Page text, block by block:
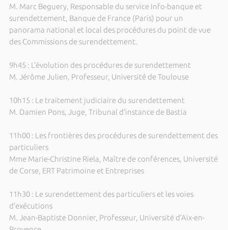
M. Marc Beguery, Responsable du service Info-banque et
surendettement, Banque de France (Paris) pour un
panorama national et local des procédures du point de vue
des Commissions de surendettement.
9h45 : L’évolution des procédures de surendettement
M. Jérôme Julien, Professeur, Université de Toulouse
10h15 : Le traitement judiciaire du surendettement
M. Damien Pons, Juge, Tribunal d’instance de Bastia
11h00 : Les frontières des procédures de surendettement des
particuliers
Mme Marie-Christine Riela, Maître de conférences, Université
de Corse, ERT Patrimoine et Entreprises
11h30 : Le surendettement des particuliers et les voies
d’exécutions
M. Jean-Baptiste Donnier, Professeur, Université d’Aix-en-